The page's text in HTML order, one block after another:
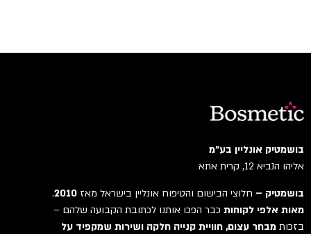
בושמטיק אונליין בע"מ
אליהו הנביא 12, קרית אתא
בושמטיק –חלוצי הבישום והטיפוח אונליין בישראל מאז2010
.
מאות אלפי לקוחותכבר הפכו אותנו לכתובת הקבועה שלהם –
בזכותמבחר עצום, חוויית קנייה חלקה ושירות שמקפיד על